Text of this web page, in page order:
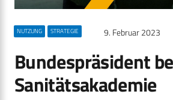
NUTZUNG STRATEGIE 9. Februar 2023
Bundespräsident
Sanitätsakademie